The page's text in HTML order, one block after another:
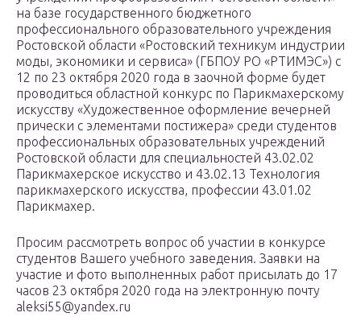
на базе государственного бюджетного
профессионального образовательного учреждения
Ростовской области «Ростовский техникум индустрии
моды, экономики и сервиса» (ГБПОУ РО «РТИМЭС») c
12 по 23 октября 2020 года в заочной форме будет
проводиться областной конкурс по Парикмахерскому
искусству «Художественное оформление вечерней
прически с элементами постижера» среди студентов
профессиональных образовательных учреждений
Ростовской области для специальностей 43.02.02
Парикмахерское искусство и 43.02.13 Технология
парикмахерского искусства, профессии 43.01.02
Парикмахер.
Просим рассмотреть вопрос об участии в конкурсе
студентов Вашего учебного заведения. Заявки на
участие и фото выполненных работ присылать до 17
часов 23 октября 2020 года на электронную почту
aleksi55@yandex.ru